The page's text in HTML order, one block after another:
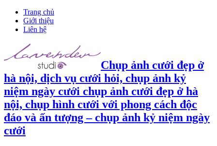
Trang chủ
Giới thiệu
Liên hệ
Chụp ảnh cưới đẹp ở
hà nội, dịch vụ cưới hỏi, chụp ảnh kỷ
niệm ngày cưới chụp ảnh cưới đẹp ở hà
nội, chụp hình cưới với phong cách độc
đáo và ấn tượng – chụp ảnh kỷ niệm ngày
cưới